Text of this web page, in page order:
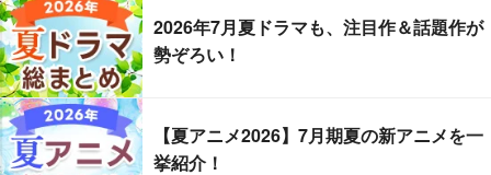
2026年7月夏ドラマも、注目作＆話題作が
勢ぞろい！
【夏アニメ2026】7月期夏の新アニメを一
挙紹介！